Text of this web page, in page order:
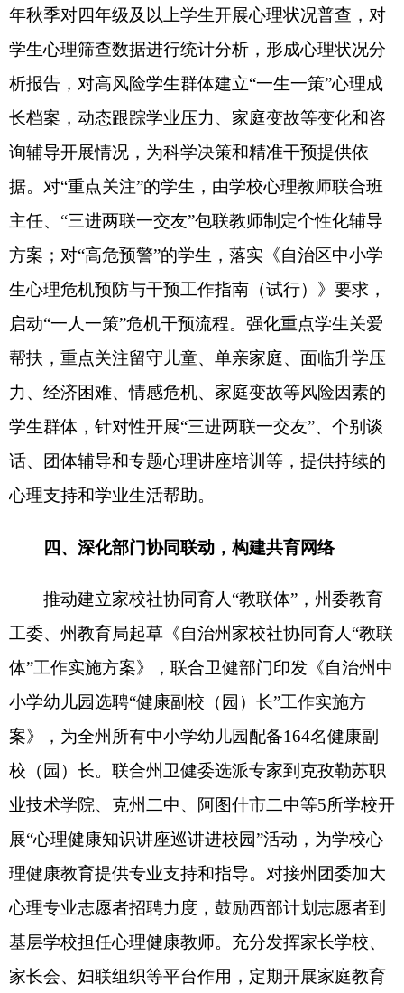
心理支持和学业生活帮助。
四、深化部门协同联动，构建共育网络
推动建立家校社协同育人“教联体”，州委教育
工委、州教育局起草《自治州家校社协同育人“教联
体”工作实施方案》， 联合卫健部门印发《自治州中
小学幼儿园选聘“健康副校（园）长”工作实施方
案》，为全州所有中小学幼儿园配备
名健康副
业技术学院、克州二中、阿图什市二中等
所学校开
展“心理健康知识讲座巡讲进校园”活动，为学校心
理健康教育提供专业支持和指导。对接州团委加大
心理专业志愿者招聘力度，鼓励西部计划志愿者到
基层学校担任心理健康教师。
充分发挥家长学校、
培训，构建家校社协同育人的良好生态。
10月-12
月
每周六组织大中小学学生家长收看新疆教育电视台
心理健康教育线上直播讲座，营造良好的心理健康
升心理健康教育意识和能力，构建新时代学生心理
在今后的工作中，克州教育局将不断优化心理
度，加强与卫健、妇联、团委、关工委等部门的协
调联动，动员各部门资源和社会力量加强对青少年
工作的关心和支持，形成合力共同做好家庭教育指
导服务、心理患病学生的危机预防和干预转介，推
动自治州心理健康教育工作科学化、规范化发展。
感谢你们对教育工作的关心和支持！
承办单位：克州教育局
联系电话：0908-7625026